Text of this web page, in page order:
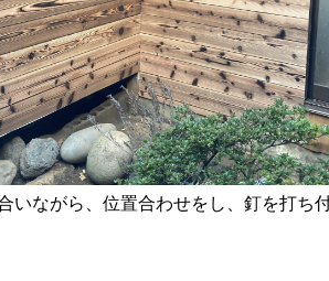
いながら、位置合わせをし、釘を打ち